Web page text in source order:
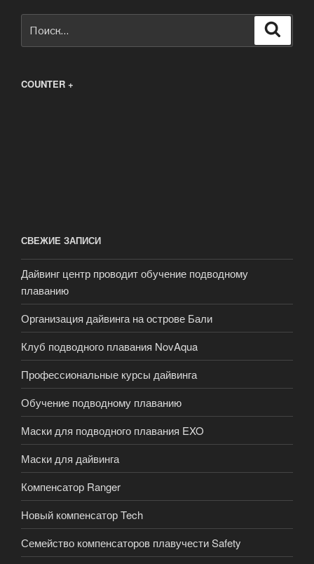
COUNTER +
СВЕЖИЕ ЗАПИСИ
Дайвинг центр проводит обучение подводному
плаванию
Организация дайвинга на острове Бали
Клуб подводного плавания NovAqua
Профессиональные курсы дайвинга
Обучение подводному плаванию
Маски для подводного плавания EXO
Маски для дайвинга
Компенсатор Ranger
Новый компенсатор Tech
Семейство компенсаторов плавучести Safety